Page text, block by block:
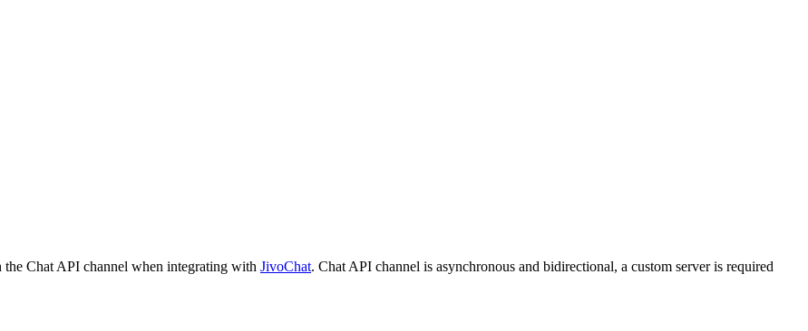
the Chat API channel when integrating with JivoChat. Chat API channel is asynchronous and bidirectional, a custom server is required